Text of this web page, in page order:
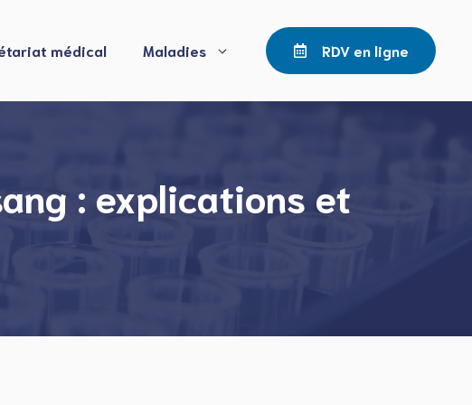
médical Maladies RDV en ligne
: explications et